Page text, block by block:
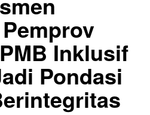
Inklusif
Pondasi